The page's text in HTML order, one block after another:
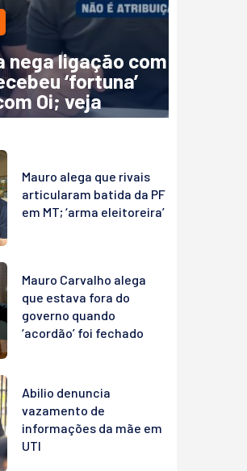
nega ligação com
‘fortuna’
Oi; veja
Mauro alega que rivais
articularam batida da PF
em MT; ‘arma eleitoreira’
Mauro Carvalho alega
que estava fora do
governo quando
‘acordão’ foi fechado
Abilio denuncia
vazamento de
informações da mãe em
UTI